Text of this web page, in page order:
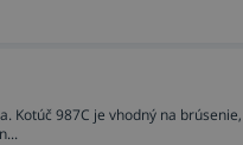
Kotúč 987C je vhodný na brúsenie,